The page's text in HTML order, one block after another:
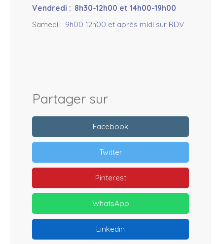
Vendredi : 8h30-12h00 et 14h00-19h00
Samedi : 9h00 12h00 et après midi sur RDV
Partager sur
Facebook
Twitter
Pinterest
WhatsApp
Linkedin